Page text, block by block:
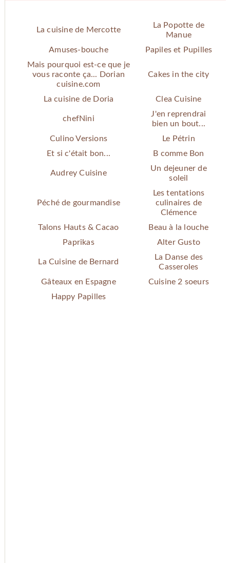
La cuisine de Mercotte
La Popotte de
Manue
Amuses-bouche
Papiles et Pupilles
Mais pourquoi est-ce que je
vous raconte ça... Dorian
cuisine.com
Cakes in the city
La cuisine de Doria Clea Cuisine
chefNini
J'en reprendrai
bien un bout...
Culino Versions
Le Pétrin
Et si c'était bon...
B comme Bon
Audrey Cuisine
Un dejeuner de
soleil
Péché de gourmandise
Les tentations
culinaires de
Clémence
Talons Hauts & Cacao
Beau à la louche
Paprikas
Alter Gusto
La Cuisine de Bernard
La Danse des
Casseroles
Gâteaux en Espagne
Cuisine 2 soeurs
Happy Papilles